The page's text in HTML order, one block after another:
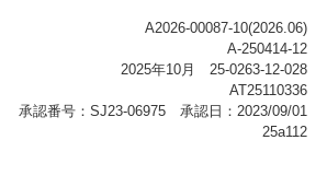
利用履歴インターネット利用時の行動に
プリケーション利用時の行動に関する情
サービスや商品の名称・購入場所・決済
アンケートの回答に関する情報などが含